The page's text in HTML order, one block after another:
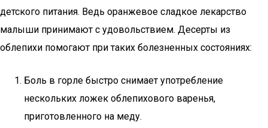
детского питания. Ведь оранжевое сладкое лекарство
малыши принимают с удовольствием. Десерты из
облепихи помогают при таких болезненных состояниях:
Боль в горле быстро снимает употребление
нескольких ложек облепихового варенья,
приготовленного на меду.